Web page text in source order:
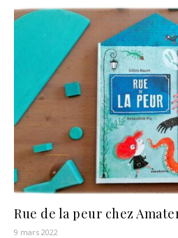
Rue de la peur chez
9 mars 2022